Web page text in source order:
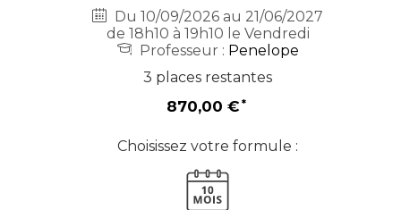
Du 10/09/2026 au 21/06/2027
de 18h10 à 19h10 le Vendredi
Professeur : Penelope
3 places restantes
870,00 €
Choisissez votre formule :